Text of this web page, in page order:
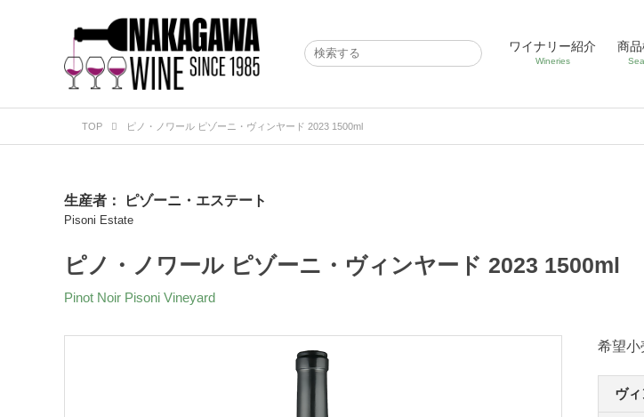
ワイナリー紹介
Wineries
商
TOP ピノ・ノワール ピゾーニ・ヴィンヤード 2023 1500ml
生産者： ピゾーニ・エステート
Pisoni Estate
ピノ・ノワール ピゾーニ・ヴィンヤード 2023 1500ml
Pinot Noir Pisoni Vineyard
希望小
ヴ